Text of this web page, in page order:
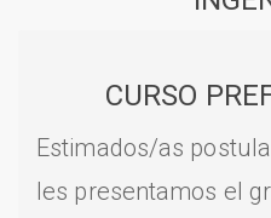
CURSO
Estimados/as
les presentamos el